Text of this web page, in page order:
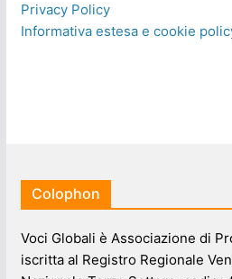
Privacy Policy
Informativa estesa e cookie
Colophon
Voci Globali è Associazione di
iscritta al Registro Regionale